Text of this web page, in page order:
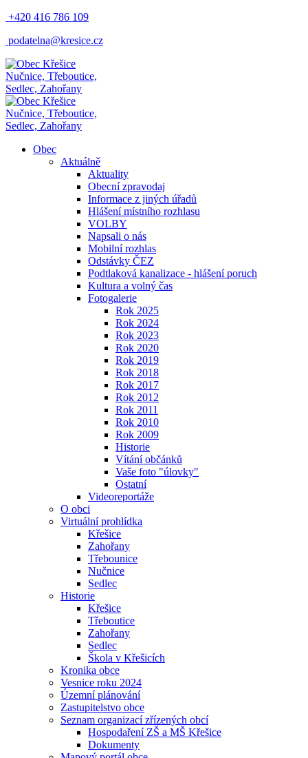
+420 416 786 109
podatelna@kresice.cz
Nučnice, Třeboutice,
Sedlec, Zahořany
Nučnice, Třeboutice,
Sedlec, Zahořany
Obec
Aktuálně
Aktuality
Obecní zpravodaj
Informace z jiných úřadů
Hlášení místního rozhlasu
VOLBY
Napsali o nás
Mobilní rozhlas
Odstávky ČEZ
Podtlaková kanalizace - hlášení poruch
Kultura a volný čas
Fotogalerie
Rok 2025
Rok 2024
Rok 2023
Rok 2020
Rok 2019
Rok 2018
Rok 2017
Rok 2012
Rok 2011
Rok 2010
Rok 2009
Historie
Vítání občánků
Vaše foto "úlovky"
Ostatní
Videoreportáže
O obci
Virtuální prohlídka
Křešice
Zahořany
Třebounice
Nučnice
Sedlec
Historie
Křešice
Třeboutice
Zahořany
Sedlec
Škola v Křešicích
Kronika obce
Vesnice roku 2024
Územní plánování
Zastupitelstvo obce
Seznam organizací zřízených obcí
Hospodaření ZŠ a MŠ Křešice
Dokumenty